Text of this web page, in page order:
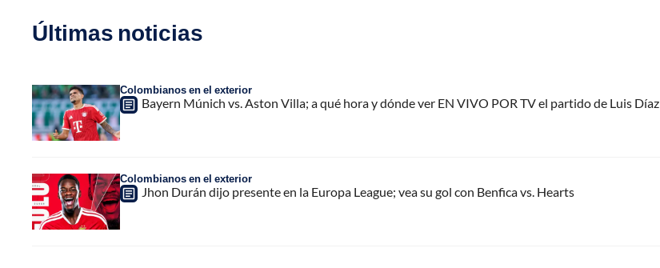
Últimas noticias
Colombianos en el exterior
Bayern Múnich vs. Aston Villa; a qué hora y dónde ver EN VIVO POR TV el partido de Luis Díaz
Colombianos en el exterior
Jhon Durán dijo presente en la Europa League; vea su gol con Benfica vs. Hearts